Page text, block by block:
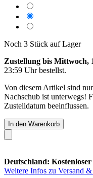
Noch 3 Stück auf Lager
Zustellung bis Mittwoch,
23:59 Uhrbestellst.
Von diesem Artikel sind
Nachschub ist unterwegs!
Zustelldatum beeinflussen.
In den Warenkorb
Deutschland:
Weitere Infos zu Versand